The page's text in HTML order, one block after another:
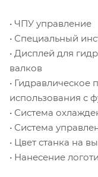
• ЧПУ управление
• Специальный
• Дисплей для
валков
• Гидравлическое
использования с
• Система
• Система
• Цвет станка на
• Нанесение